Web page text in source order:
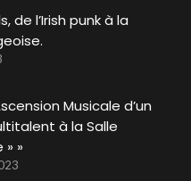
de l’Irish punk à la
Musicale d’un
à la Salle
»